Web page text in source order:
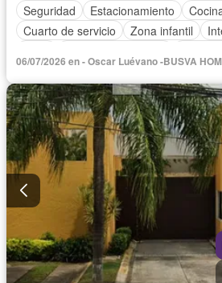
Seguridad
Estacionamiento
Cuarto de servicio
Zona infantil
06/07/2026 en - Oscar Luévano -BUSVA